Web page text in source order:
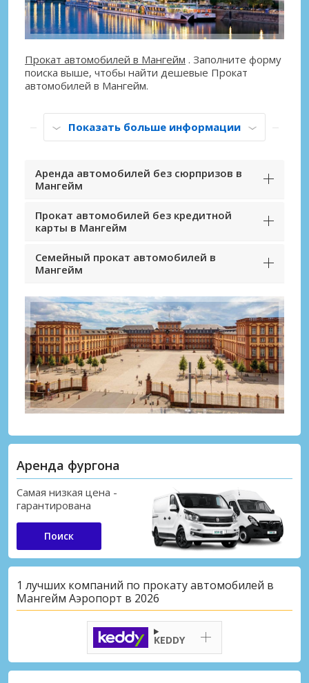
Прокат автомобилей в Мангейм . Заполните форму
поиска выше, чтобы найти дешевые Прокат
автомобилей в Мангейм.
Показать больше информации
Аренда автомобилей без сюрпризов в
Мангейм
Прокат автомобилей без кредитной
карты в Мангейм
Семейный прокат автомобилей в
Мангейм
Аренда фургона
Самая низкая цена -
гарантирована
Поиск
1 лучших компаний по прокату автомобилей в
Мангейм Аэропорт в 2026
KEDDY